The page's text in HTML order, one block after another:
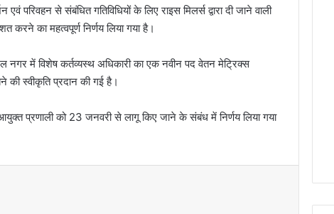
परिवहन से संबंधित गतिविधियों के लिए राइस मिलर्स द्वारा दी जाने वाली
का महत्वपूर्ण निर्णय लिया गया है।
नगर में विशेष कर्तव्यस्थ अधिकारी का एक नवीन पद वेतन मेट्रिक्स
की स्वीकृति प्रदान की गई है।
प्रणाली को 23 जनवरी से लागू किए जाने के संबंध में निर्णय लिया गया